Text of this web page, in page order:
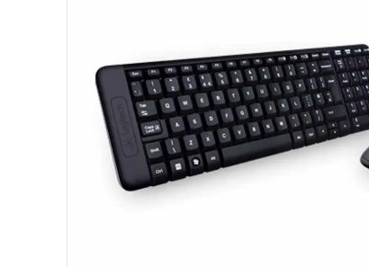
marca texto
caixa organizadora